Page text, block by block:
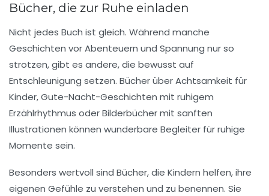
Bücher, die zur Ruhe einladen
Nicht jedes Buch ist gleich. Während manche
Geschichten vor Abenteuern und Spannung nur so
strotzen, gibt es andere, die bewusst auf
Entschleunigung setzen. Bücher über Achtsamkeit für
Kinder, Gute-Nacht-Geschichten mit ruhigem
Erzählrhythmus oder Bilderbücher mit sanften
Illustrationen können wunderbare Begleiter für ruhige
Momente sein.
Besonders wertvoll sind Bücher, die Kindern helfen, ihre
eigenen Gefühle zu verstehen und zu benennen. Sie